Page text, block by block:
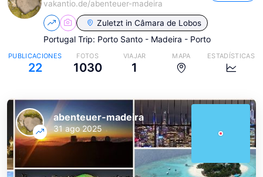
vakantio.de/abenteuer-madeira
Zuletzt in Câmara de Lobos
Portugal Trip: Porto Santo - Madeira - Porto
PUBLICACIONES
22
FOTOS
1030
VIAJAR
1
MAPA ESTADÍSTICAS
abenteuer-madeira
31 ago 2025